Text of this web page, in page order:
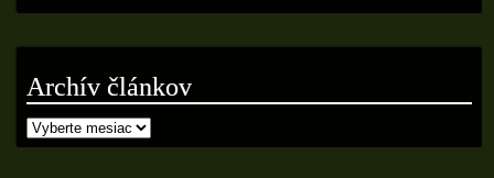
Archív článkov